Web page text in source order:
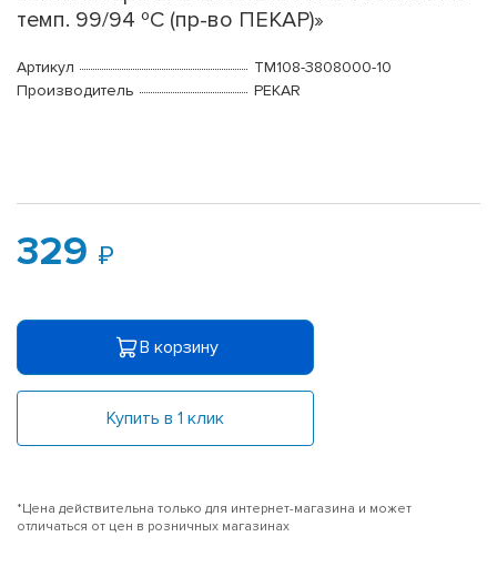
темп. 99/94 ºС (пр-во ПЕКАР)»
Артикул
ТМ108-3808000-10
Производитель
PEKAR
329
В корзину
Купить в 1 клик
*Цена действительна только для интернет-магазина и может
отличаться от цен в розничных магазинах